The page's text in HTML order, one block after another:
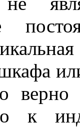
верно
к